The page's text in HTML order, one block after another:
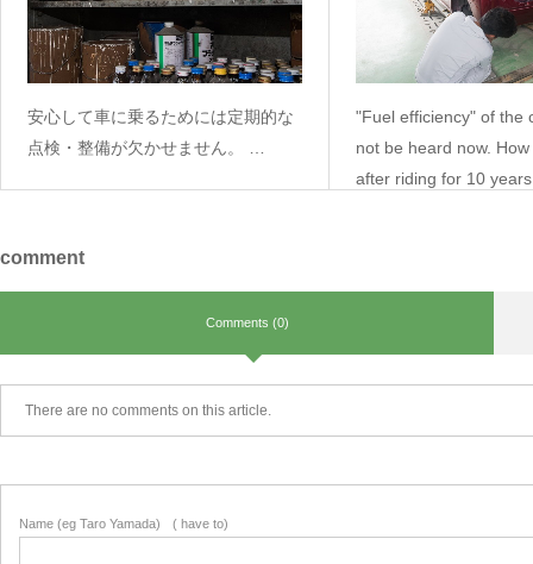
安心して車に乗るためには定期的な
点検・整備が欠かせません。 …
"Fuel efficiency" of the
not be heard now.
after riding for 10
comment
Comments (0)
There are no comments on this article.
Name (eg Taro Yamada) ( have to)